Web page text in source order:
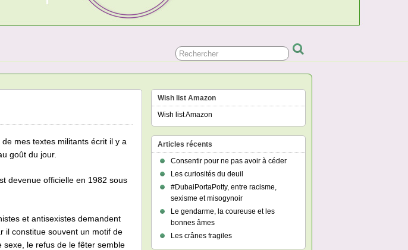
mes textes militants écrit il y a
goût du jour.
devenue officielle en 1982 sous
et antisexistes demandent
il constitue souvent un motif de
sexe, le refus de le fêter semble
Wish list Amazon
Wish list Amazon
Articles récents
Consentir pour ne pas avoir à céder
Les curiosités du deuil
#DubaiPortaPotty, entre racisme,
sexisme et misogynoir
Le gendarme, la coureuse et les
bonnes âmes
Les crânes fragiles